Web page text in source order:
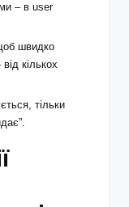
– в user
швидко
кількох
тільки